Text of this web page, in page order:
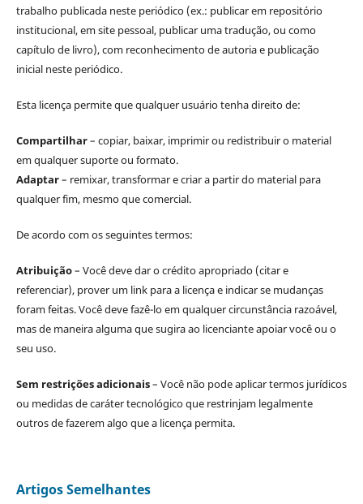
trabalho publicada neste periódico (ex.: publicar em repositório
institucional, em site pessoal, publicar uma tradução, ou como
capítulo de livro), com reconhecimento de autoria e publicação
inicial neste periódico.
Esta licença permite que qualquer usuário tenha direito de:
Compartilhar– copiar, baixar, imprimir ou redistribuir o material
em qualquer suporte ou formato.
Adaptar– remixar, transformar e criar a partir do material para
qualquer fim, mesmo que comercial.
De acordo com os seguintes termos:
Atribuição– Você deve dar o crédito apropriado (citar e
referenciar), prover um link para a licença e indicar se mudanças
foram feitas. Você deve fazê-lo em qualquer circunstância razoável,
mas de maneira alguma que sugira ao licenciante apoiar você ou o
seu uso.
Sem restrições adicionais– Você não pode aplicar termos jurídicos
ou medidas de caráter tecnológico que restrinjam legalmente
outros de fazerem algo que a licença permita.
Artigos Semelhantes